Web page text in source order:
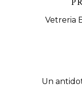
Vetreria
Un